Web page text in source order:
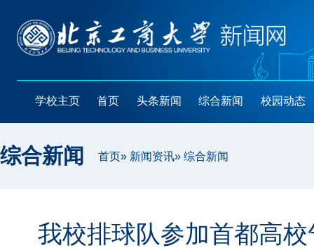
学校主页 首页 头条新闻 综合新闻 校园动态
综合新闻 首页» 新闻资讯» 综合新闻
我校排球队参加首都高